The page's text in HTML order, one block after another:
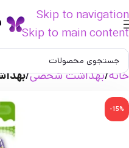
Skip to navigation
Skip to main content
خانه بهداشت شخصی
-15%